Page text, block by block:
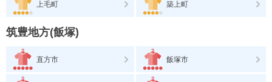
上毛町 築上町
筑豊地方(飯塚)
直方市 飯塚市